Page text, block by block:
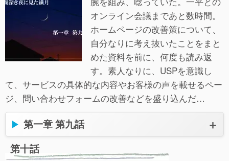
オンライン会議まであと数時間。
ホームページの改善策について、
自分なりに考え抜いたことをまと
めた資料を前に、何度も読み返
す。素人なりに、USPを意識し
て、サービスの具体的な内容やお客様の声を載せるペー
ジ、問い合わせフォームの改善などを盛り込んだ…
第一章 第九話
第十話